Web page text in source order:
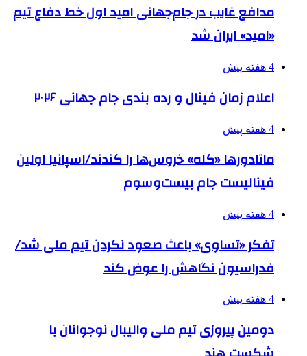
مدافع غایب در جام‌جهانی امید اول خط دفاع تیم
«امید» ایران شد
4 هفته پیش
اعلام زمان فینال و رده بندی جام جهانی ۲۰۲۶
4 هفته پیش
ماتادورها «کله» خروس‌ها را کندند/اسپانیا اولین
فینالیست جام بیست‌وسوم
4 هفته پیش
تفکر «تساوی» باعث صعود نکردن تیم ملی شد/
فدراسیون نگاهش را عوض کند
4 هفته پیش
دومین پیروزی تیم ملی والیبال نوجوانان با